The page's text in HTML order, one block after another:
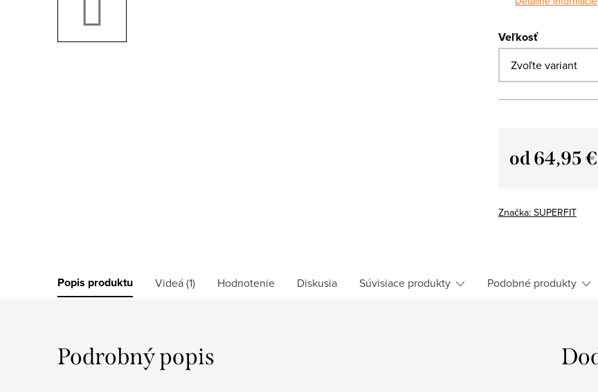
Veľkosť
od64,95 €
Značka: SUPERFIT
Popis produktu Videá (1) Hodnotenie Diskusia Súvisiace produkty Podobné produkty
Podrobný popis